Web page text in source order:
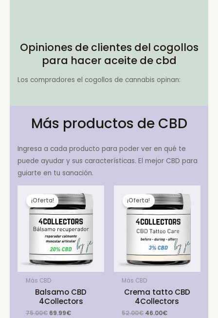
Opiniones de clientes del cogollos
para hacer aceite de cbd
Los compradores el cogollos de cannabis opinan:
Más productos de CBD
Ingresa a cada producto para poder ver en qué te
puede ayudar y sus características. El mejor CBD para
guiarte en tu sanación.
¡Oferta!
Más CBD
Balsamo CBD
4Collectors
75.00€ Original
69.99€Current
¡Oferta!
Más CBD
Crema tatto CBD
4Collectors
52.00€ Original
46.00€Current